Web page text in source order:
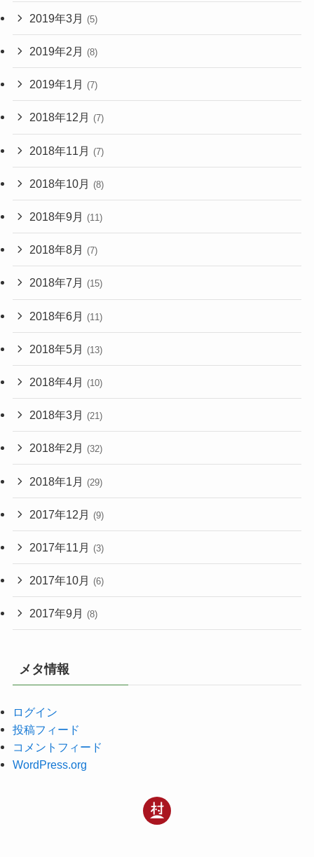
2019年3月 (5)
2019年2月 (8)
2019年1月 (7)
2018年12月 (7)
2018年11月 (7)
2018年10月 (8)
2018年9月 (11)
2018年8月 (7)
2018年7月 (15)
2018年6月 (11)
2018年5月 (13)
2018年4月 (10)
2018年3月 (21)
2018年2月 (32)
2018年1月 (29)
2017年12月 (9)
2017年11月 (3)
2017年10月 (6)
2017年9月 (8)
メタ情報
ログイン
投稿フィード
コメントフィード
WordPress.org